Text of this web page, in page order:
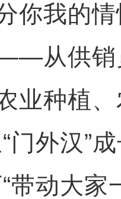
你我的
从供销
业种植
门外汉”
带动大家